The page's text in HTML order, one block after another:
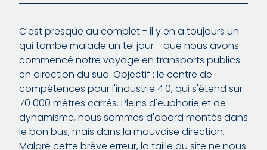
C'est presque au complet - il y en a toujours un
qui tombe malade un tel jour - que nous avons
commencé notre voyage en transports publics
en direction du sud. Objectif : le centre de
compétences pour l'industrie 4.0, qui s'étend sur
70 000 mètres carrés. Pleins d'euphorie et de
dynamisme, nous sommes d'abord montés dans
le bon bus, mais dans la mauvaise direction.
Malgré cette brève erreur, la taille du site ne nous